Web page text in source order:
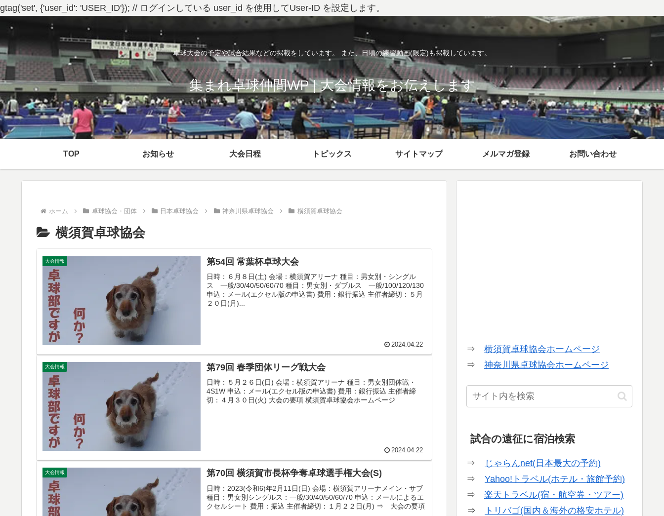
gtag('set', {'user_id': 'USER_ID'}); // ログインしている user_id を使用してUser-ID を設定します。
卓球大会の予定や試合結果などの掲載をしています。 また、日頃の練習動画(限定)も掲載しています。
集まれ卓球仲間WP | 大会情報をお伝えします
TOP お知らせ 大会日程 トピックス サイトマップ メルマガ登録 お問い合わせ
ホーム 卓球協会・団体 日本卓球協会 神奈川県卓球協会 横須賀卓球協会
横須賀卓球協会
大会情報 第54回 常葉杯卓球大会
日時：６月８日(土) 会場：横須賀アリーナ 種目：男女別・シングル
ス 一般/30/40/50/60/70 種目：男女別・ダブルス 一般/100/120/130
申込：メール(エクセル版の申込書) 費用：銀行振込 主催者締切：５月
２０日(月)...
2024.04.22
大会情報 第79回 春季団体リーグ戦大会
日時：５月２６日(日) 会場：横須賀アリーナ 種目：男女別団体戦・
4S1W 申込：メール(エクセル版の申込書) 費用：銀行振込 主催者締
切：４月３０日(火) 大会の要項 横須賀卓球協会ホームページ
2024.04.22
大会情報 第70回 横須賀市長杯争奪卓球選手権大会(S)
日時：2023(令和6)年2月11日(日) 会場：横須賀アリーナメイン・サブ
種目：男女別シングルス：一般/30/40/50/60/70 申込：メールによるエ
クセルシート 費用：振込 主催者締切：１月２２日(月) ⇒ 大会の要項
⇒ 横須賀卓球協会ホームページ
⇒ 神奈川県卓球協会ホームページ
試合の遠征に宿泊検索
⇒
じゃらんnet(日本最大の予約)
⇒ Yahoo!トラベル(ホテル・旅館予約)
⇒ 楽天トラベル(宿・航空券・ツアー)
⇒
トリバゴ(国内＆海外の格安ホテル)